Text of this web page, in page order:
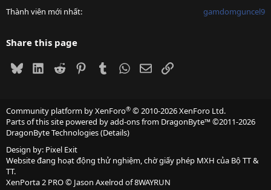
Thành viên mới nhất gamdomguncel9
Share this page
BlueskyLinkedIn
Reddit PinterestTumblrWhatsApp
EmailLink
Community platform by XenForo® © 2010-2026 XenForo Ltd.
Parts of this site powered byadd-ons from DragonByte™©2011-2026
DragonByte Technologies(Details)
Design by: Pixel Exit
Website đang hoạt động thử nghiệm, chờ giấy phép MXH của Bộ TT &
TT.
XenPorta 2 PRO© Jason Axelrod of8WAYRUN